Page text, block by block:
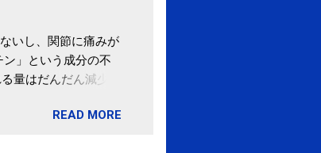
いし、関節に痛みが
」という成分の不
量はだんだん減少し
」という成分は、納
READ MORE